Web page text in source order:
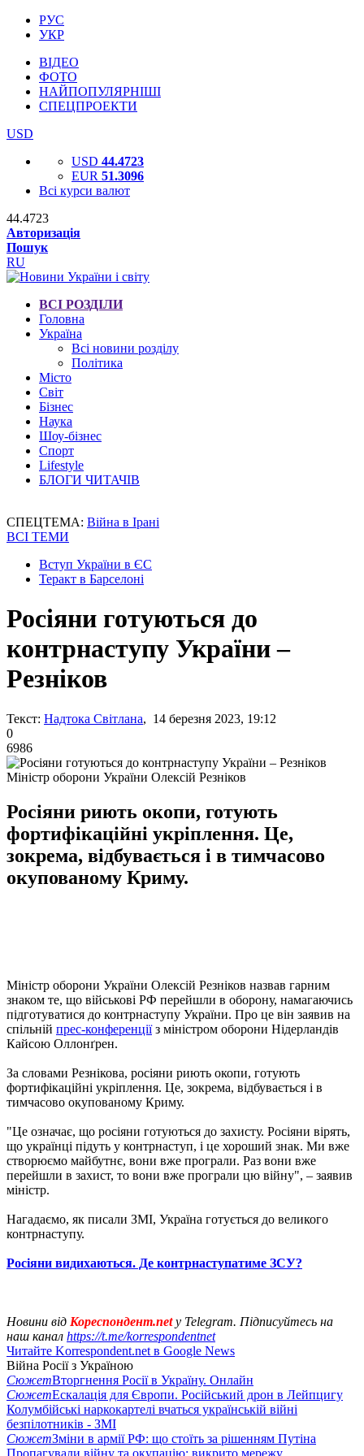
РУС
УКР
ВІДЕО
ФОТО
НАЙПОПУЛЯРНІШІ
СПЕЦПРОЕКТИ
USD
USD 44.4723
EUR 51.3096
Всі курси валют
44.4723
Авторизація
Пошук
RU
ВСІ РОЗДІЛИ
Головна
Україна
Всі новини розділу
Політика
Місто
Світ
Бізнес
Наука
Шоу-бізнес
Спорт
Lifestyle
БЛОГИ ЧИТАЧІВ
СПЕЦТЕМА: Війна в Ірані
ВСІ ТЕМИ
Вступ України в ЄС
Теракт в Барселоні
Росіяни готуються до
контрнаступу України –
Резніков
Текст: Надтока Світлана, 14 березня 2023, 19:12
0
6986
Міністр оборони України Олексій Резніков
Росіяни риють окопи, готують
фортифікаційні укріплення. Це,
зокрема, відбувається і в тимчасово
окупованому Криму.
Міністр оборони України Олексій Резніков назвав гарним
знаком те, що військові РФ перейшли в оборону, намагаючись
підготуватися до контрнаступу України. Про це він заявив на
спільній прес-конференціїз міністром оборони Нідерландів
Кайсою Оллонґрен.
За словами Резнікова, росіяни риють окопи, готують
фортифікаційні укріплення. Це, зокрема, відбувається і в
тимчасово окупованому Криму.
"Це означає, що росіяни готуються до захисту. Росіяни вірять,
що українці підуть у контрнаступ, і це хороший знак. Ми вже
створюємо майбутнє, вони вже програли. Раз вони вже
перейшли в захист, то вони вже програли цю війну", – заявив
міністр.
Нагадаємо, як писали ЗМІ, Україна готується до великого
контрнаступу.
Росіяни видихаються. Де контрнаступатиме ЗСУ?
Новини від Кореспондент.netу Telegram. Підписуйтесь на
наш канал https://t.me/korrespondentnet
Читайте Korrespondent.net в Google News
Війна Росії з Україною
СюжетВторгнення Росії в Україну. Онлайн
СюжетЕскалація для Європи. Російський дрон в Лейпцигу
Колумбійські наркокартелі вчаться українській війні
безпілотників - ЗМІ
СюжетЗміни в армії РФ: що стоїть за рішенням Путіна
Пропагували війну та окупацію: викрито мережу